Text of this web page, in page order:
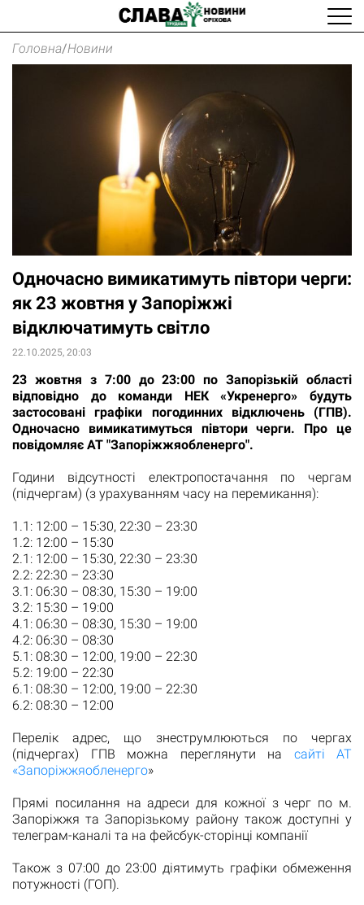
Головна/Новини
Одночасно вимикатимуть півтори черги:
як 23 жовтня у Запоріжжі
відключатимуть світло
22.10.2025, 20:03
23 жовтня з 7:00 до 23:00 по Запорізькій області
відповідно до команди НЕК «Укренерго» будуть
застосовані графіки погодинних відключень (ГПВ).
Одночасно вимикатимуться півтори черги. Про це
повідомляє АТ "Запоріжжяобленерго".
Години відсутності електропостачання по чергам
(підчергам) (з урахуванням часу на перемикання):
1.1: 12:00 – 15:30, 22:30 – 23:30
1.2: 12:00 – 15:30
2.1: 12:00 – 15:30, 22:30 – 23:30
2.2: 22:30 – 23:30
3.1: 06:30 – 08:30, 15:30 – 19:00
3.2: 15:30 – 19:00
4.1: 06:30 – 08:30, 15:30 – 19:00
4.2: 06:30 – 08:30
5.1: 08:30 – 12:00, 19:00 – 22:30
5.2: 19:00 – 22:30
6.1: 08:30 – 12:00, 19:00 – 22:30
6.2: 08:30 – 12:00
Перелік адрес, що знеструмлюються по чергах
(підчергах) ГПВ можна переглянути на сайті АТ
«Запоріжжяобленерго»
Прямі посилання на адреси для кожної з черг по м.
Запоріжжя та Запорізькому району також доступні у
телеграм-каналі та на фейсбук-сторінці компанії
Також з 07:00 до 23:00 діятимуть графіки обмеження
потужності (ГОП).